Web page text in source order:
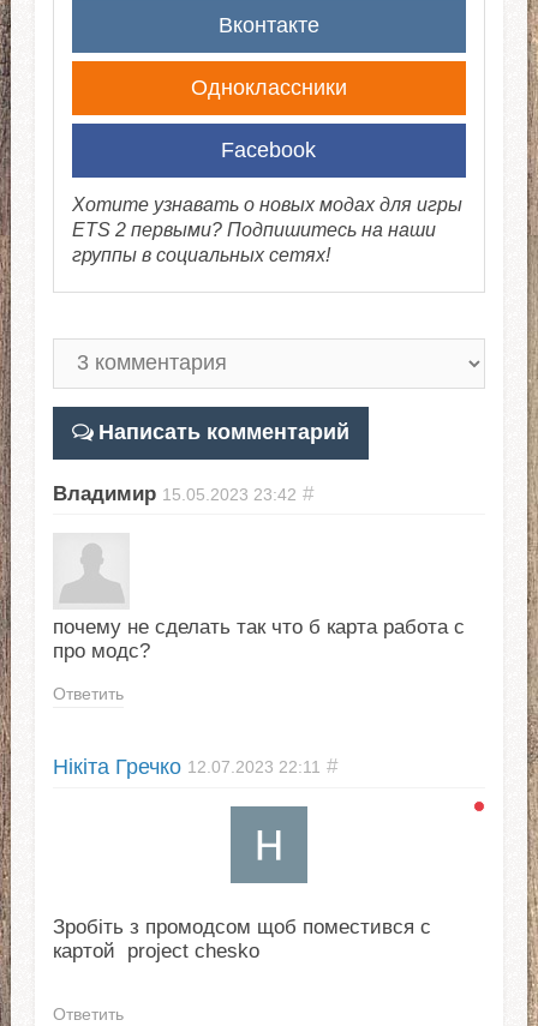
Вконтакте
Одноклассники
Facebook
Хотите узнавать о новых модах для игры
ETS 2 первыми? Подпишитесь на наши
группы в социальных сетях!
Написать комментарий
Владимир 15.05.2023 23:42 #
почему не сделать так что б карта работа с
про модс?
Ответить
Нікіта Гречко 12.07.2023 22:11 #
Зробіть з промодсом щоб поместився с
картой project chesko
Ответить